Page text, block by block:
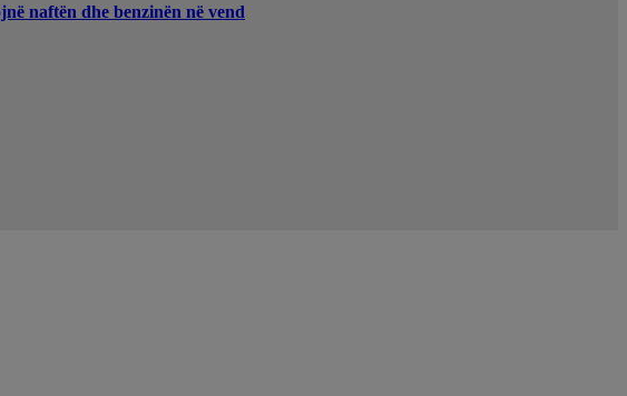
naftën dhe benzinën në vend